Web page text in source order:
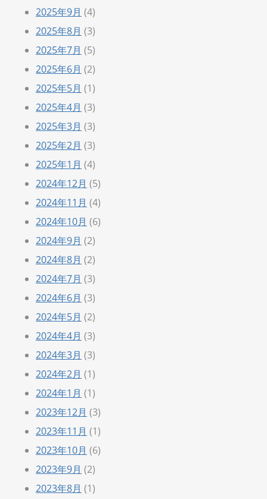
2025年9月 (4)
2025年8月 (3)
2025年7月 (5)
2025年6月 (2)
2025年5月 (1)
2025年4月 (3)
2025年3月 (3)
2025年2月 (3)
2025年1月 (4)
2024年12月 (5)
2024年11月 (4)
2024年10月 (6)
2024年9月 (2)
2024年8月 (2)
2024年7月 (3)
2024年6月 (3)
2024年5月 (2)
2024年4月 (3)
2024年3月 (3)
2024年2月 (1)
2024年1月 (1)
2023年12月 (3)
2023年11月 (1)
2023年10月 (6)
2023年9月 (2)
2023年8月 (1)